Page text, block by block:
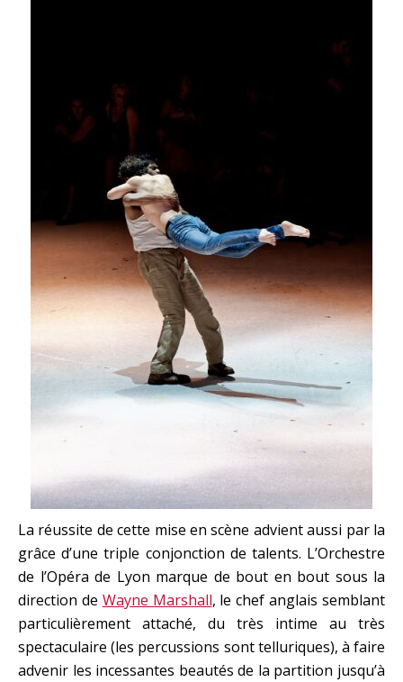
La réussite de cette mise en scène advient aussi par la
grâce d’une triple conjonction de talents. L’Orchestre
de l’Opéra de Lyon marque de bout en bout sous la
direction de Wayne Marshall, le chef anglais semblant
particulièrement attaché, du très intime au très
spectaculaire (les percussions sont telluriques), à faire
advenir les incessantes beautés de la partition jusqu’à